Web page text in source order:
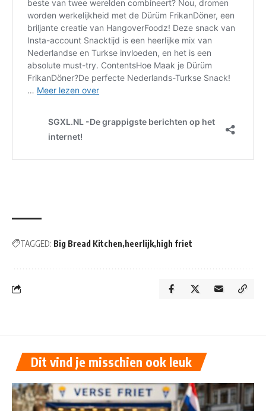
TAGGED: Big Bread Kitchen heerlijk high friet
Dit vind je misschien ook leuk